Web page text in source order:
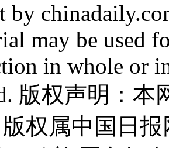
by
may be used
in whole or
版权声明：
权属中国日